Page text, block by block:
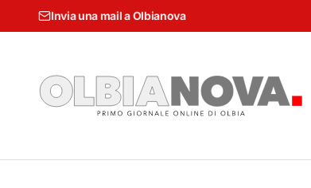
Invia una mail a Olbianova